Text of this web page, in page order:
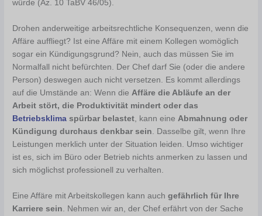
würde (Az. 10 TaBV 46/05).
Drohen anderweitige arbeitsrechtliche Konsequenzen, wenn die
Affäre auffliegt? Ist eine Affäre mit einem Kollegen womöglich
sogar ein Kündigungsgrund? Nein, auch das müssen Sie im
Normalfall nicht befürchten. Der Chef darf Sie (oder die andere
Person) deswegen auch nicht versetzen. Es kommt allerdings
auf die Umstände an: Wenn dieAffäre die Abläufe an der
Arbeit stört, die Produktivität mindert oder das
Betriebsklima spürbar belastet, kann eineAbmahnung oder
Kündigung durchaus denkbar sein. Dasselbe gilt, wenn Ihre
Leistungen merklich unter der Situation leiden. Umso wichtiger
ist es, sich im Büro oder Betrieb nichts anmerken zu lassen und
sich möglichst professionell zu verhalten.
Eine Affäre mit Arbeitskollegen kann auchgefährlich für Ihre
Karriere sein . Nehmen wir an, der Chef erfährt von der Sache